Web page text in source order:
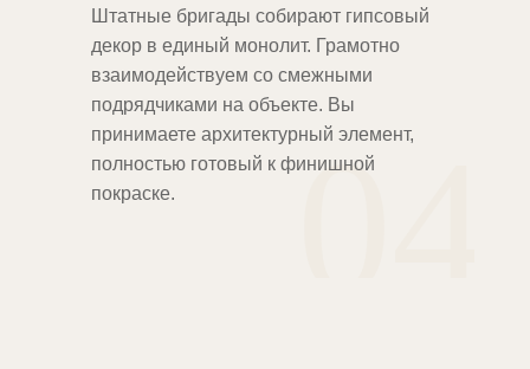
04
Штатные бригады собирают гипсовый
декор в единый монолит. Грамотно
взаимодействуем со смежными
подрядчиками на объекте. Вы
принимаете архитектурный элемент,
полностью готовый к финишной
покраске.